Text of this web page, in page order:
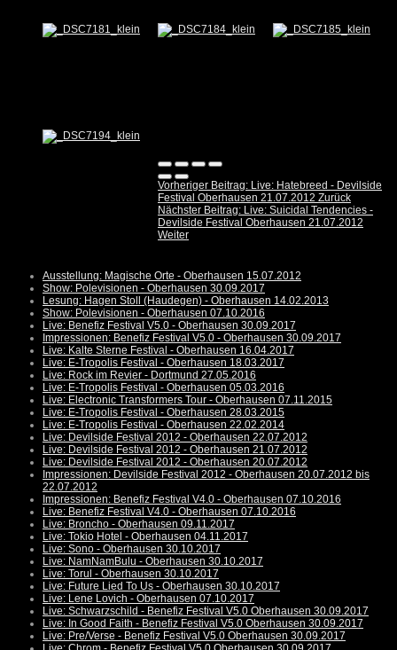
Vorheriger Beitrag: Live: Hatebreed - Devilside
Festival Oberhausen 21.07.2012 Zurück
Nächster Beitrag: Live: Suicidal Tendencies -
Devilside Festival Oberhausen 21.07.2012
Weiter
Ausstellung: Magische Orte - Oberhausen 15.07.2012
Show: Polevisionen - Oberhausen 30.09.2017
Lesung: Hagen Stoll (Haudegen) - Oberhausen 14.02.2013
Show: Polevisionen - Oberhausen 07.10.2016
Live: Benefiz Festival V5.0 - Oberhausen 30.09.2017
Impressionen: Benefiz Festival V5.0 - Oberhausen 30.09.2017
Live: Kalte Sterne Festival - Oberhausen 16.04.2017
Live: E-Tropolis Festival - Oberhausen 18.03.2017
Live: Rock im Revier - Dortmund 27.05.2016
Live: E-Tropolis Festival - Oberhausen 05.03.2016
Live: Electronic Transformers Tour - Oberhausen 07.11.2015
Live: E-Tropolis Festival - Oberhausen 28.03.2015
Live: E-Tropolis Festival - Oberhausen 22.02.2014
Live: Devilside Festival 2012 - Oberhausen 22.07.2012
Live: Devilside Festival 2012 - Oberhausen 21.07.2012
Live: Devilside Festival 2012 - Oberhausen 20.07.2012
Impressionen: Devilside Festival 2012 - Oberhausen 20.07.2012 bis
22.07.2012
Impressionen: Benefiz Festival V4.0 - Oberhausen 07.10.2016
Live: Benefiz Festival V4.0 - Oberhausen 07.10.2016
Live: Broncho - Oberhausen 09.11.2017
Live: Tokio Hotel - Oberhausen 04.11.2017
Live: Sono - Oberhausen 30.10.2017
Live: NamNamBulu - Oberhausen 30.10.2017
Live: Torul - Oberhausen 30.10.2017
Live: Future Lied To Us - Oberhausen 30.10.2017
Live: Lene Lovich - Oberhausen 07.10.2017
Live: Schwarzschild - Benefiz Festival V5.0 Oberhausen 30.09.2017
Live: In Good Faith - Benefiz Festival V5.0 Oberhausen 30.09.2017
Live: Pre/Verse - Benefiz Festival V5.0 Oberhausen 30.09.2017